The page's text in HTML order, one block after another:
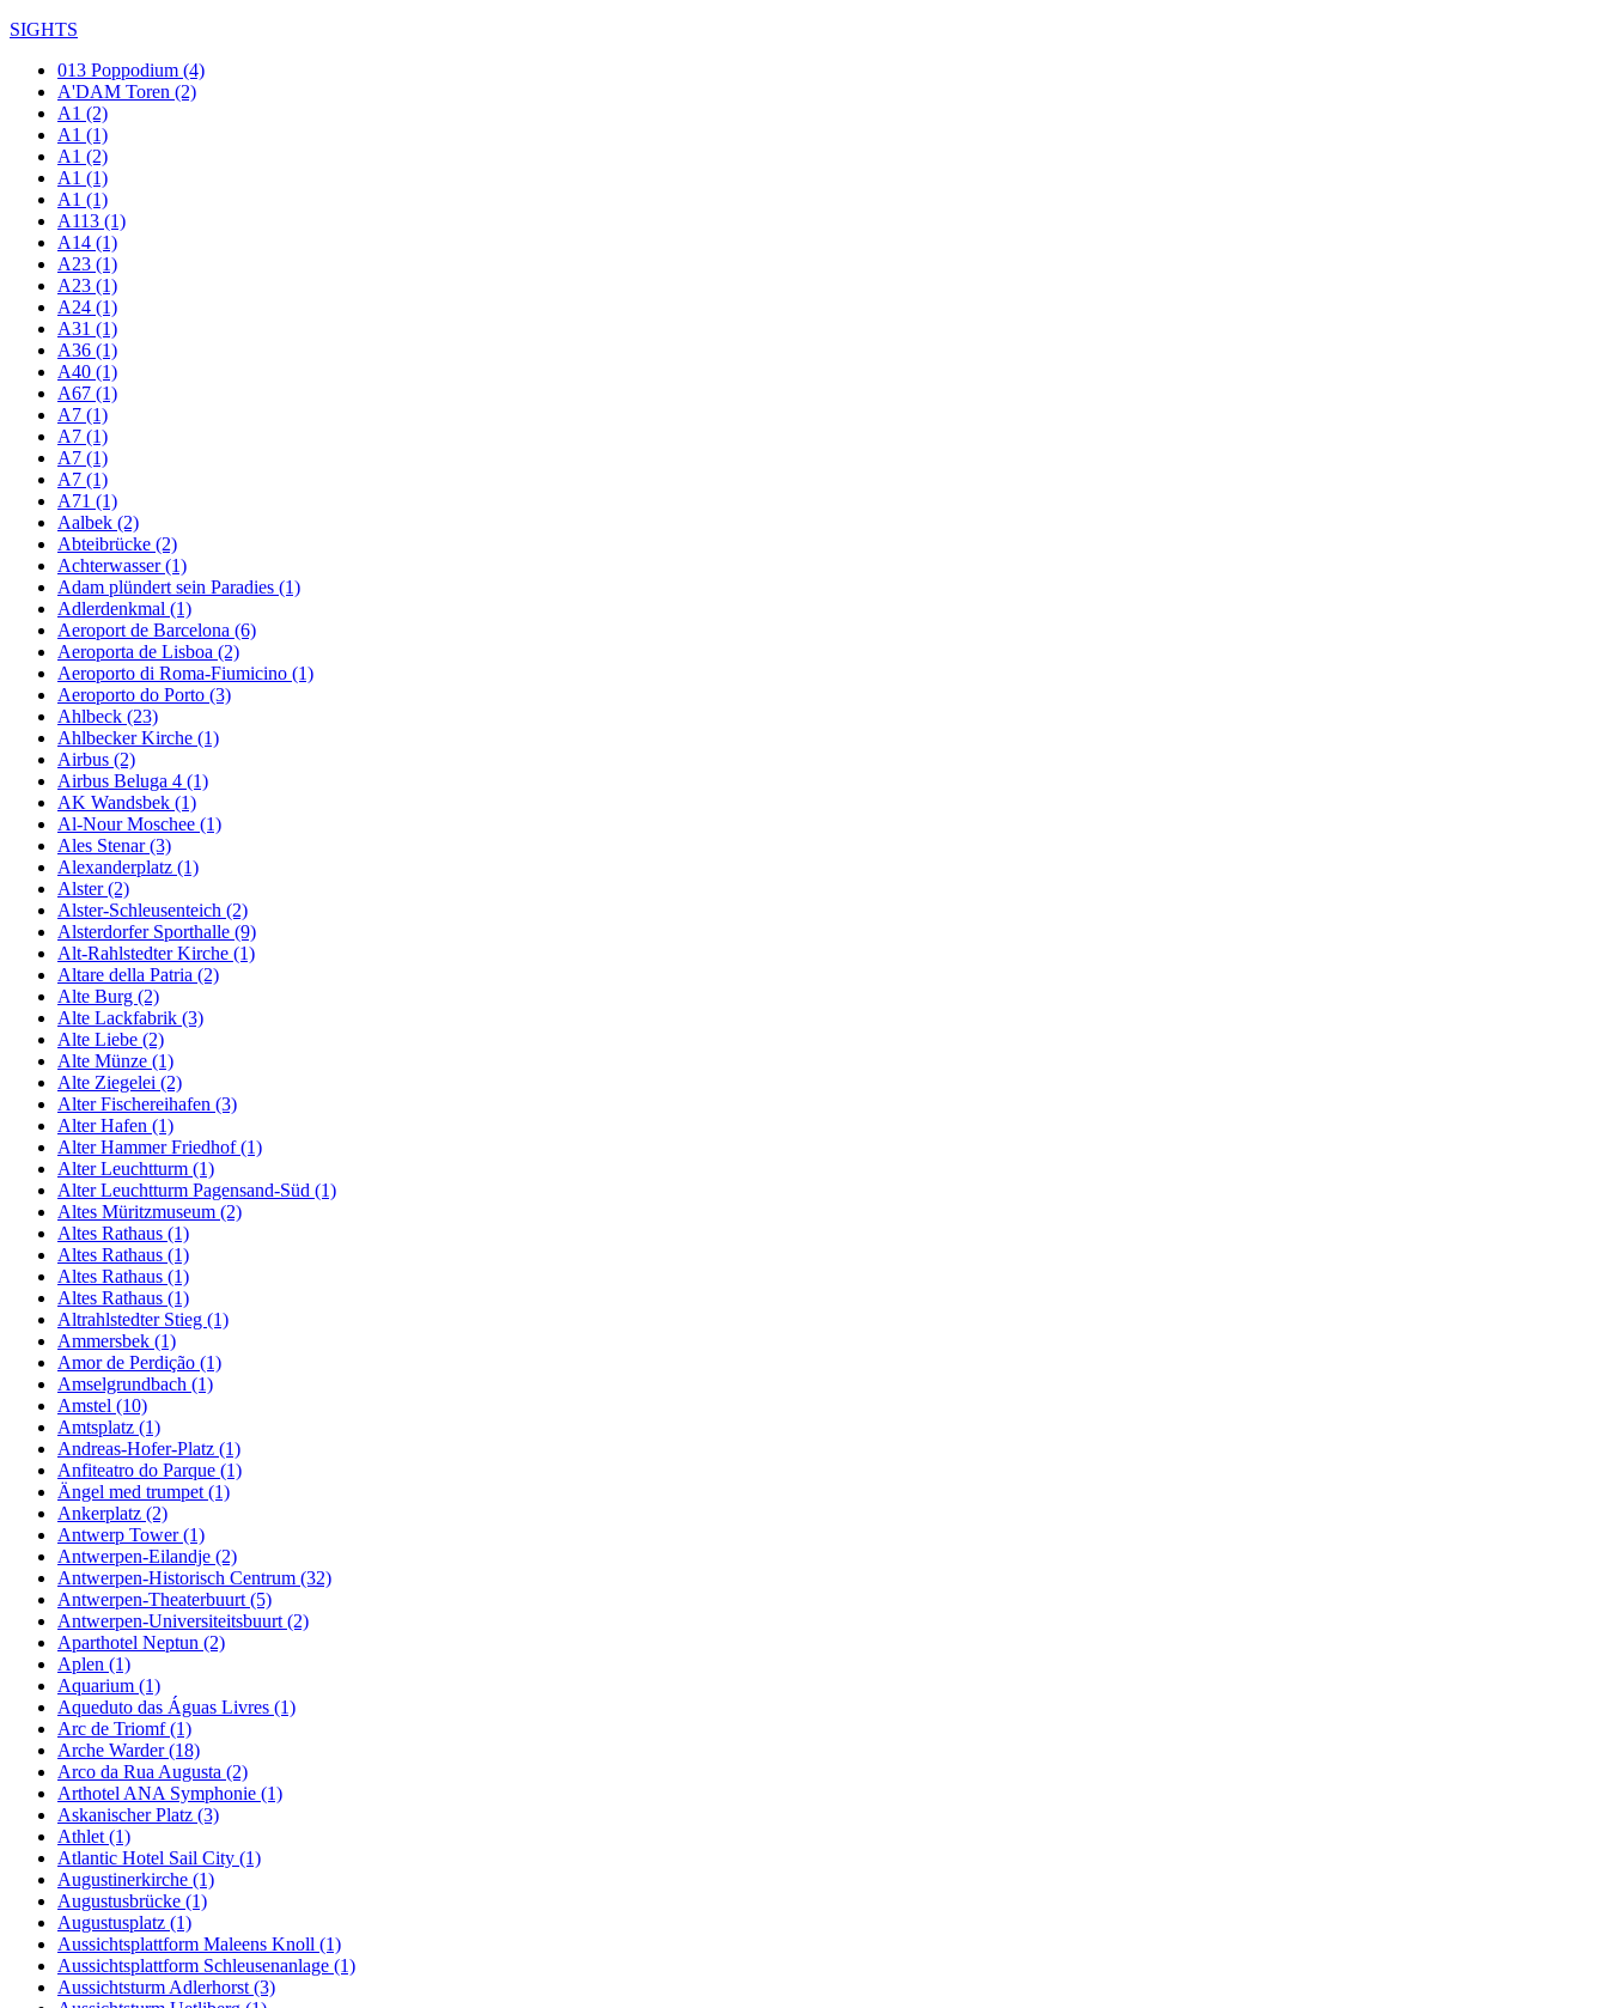
SIGHTS
013 Poppodium (4)
A'DAM Toren (2)
A1 (2)
A1 (1)
A1 (2)
A1 (1)
A1 (1)
A113 (1)
A14 (1)
A23 (1)
A23 (1)
A24 (1)
A31 (1)
A36 (1)
A40 (1)
A67 (1)
A7 (1)
A7 (1)
A7 (1)
A7 (1)
A71 (1)
Aalbek (2)
Abteibrücke (2)
Achterwasser (1)
Adam plündert sein Paradies (1)
Adlerdenkmal (1)
Aeroport de Barcelona (6)
Aeroporta de Lisboa (2)
Aeroporto di Roma-Fiumicino (1)
Aeroporto do Porto (3)
Ahlbeck (23)
Ahlbecker Kirche (1)
Airbus (2)
Airbus Beluga 4 (1)
AK Wandsbek (1)
Al-Nour Moschee (1)
Ales Stenar (3)
Alexanderplatz (1)
Alster (2)
Alster-Schleusenteich (2)
Alsterdorfer Sporthalle (9)
Alt-Rahlstedter Kirche (1)
Altare della Patria (2)
Alte Burg (2)
Alte Lackfabrik (3)
Alte Liebe (2)
Alte Münze (1)
Alte Ziegelei (2)
Alter Fischereihafen (3)
Alter Hafen (1)
Alter Hammer Friedhof (1)
Alter Leuchtturm (1)
Alter Leuchtturm Pagensand-Süd (1)
Altes Müritzmuseum (2)
Altes Rathaus (1)
Altes Rathaus (1)
Altes Rathaus (1)
Altes Rathaus (1)
Altrahlstedter Stieg (1)
Ammersbek (1)
Amor de Perdição (1)
Amselgrundbach (1)
Amstel (10)
Amtsplatz (1)
Andreas-Hofer-Platz (1)
Anfiteatro do Parque (1)
Ängel med trumpet (1)
Ankerplatz (2)
Antwerp Tower (1)
Antwerpen-Eilandje (2)
Antwerpen-Historisch Centrum (32)
Antwerpen-Theaterbuurt (5)
Antwerpen-Universiteitsbuurt (2)
Aparthotel Neptun (2)
Aplen (1)
Aquarium (1)
Aqueduto das Águas Livres (1)
Arc de Triomf (1)
Arche Warder (18)
Arco da Rua Augusta (2)
Arthotel ANA Symphonie (1)
Askanischer Platz (3)
Athlet (1)
Atlantic Hotel Sail City (1)
Augustinerkirche (1)
Augustusbrücke (1)
Augustusplatz (1)
Aussichtsplattform Maleens Knoll (1)
Aussichtsplattform Schleusenanlage (1)
Aussichtsturm Adlerhorst (3)